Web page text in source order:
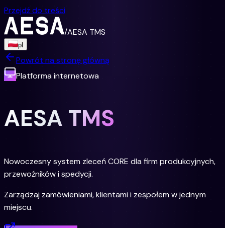
Przejdź do treści
/AESA TMS
pl
Powrót na stronę główną
Platforma internetowa
AESA TMS
Nowoczesny system zleceń CORE dla firm produkcyjnych,
przewoźników i spedycji.
Zarządzaj zamówieniami, klientami i zespołem w jednym
miejscu.